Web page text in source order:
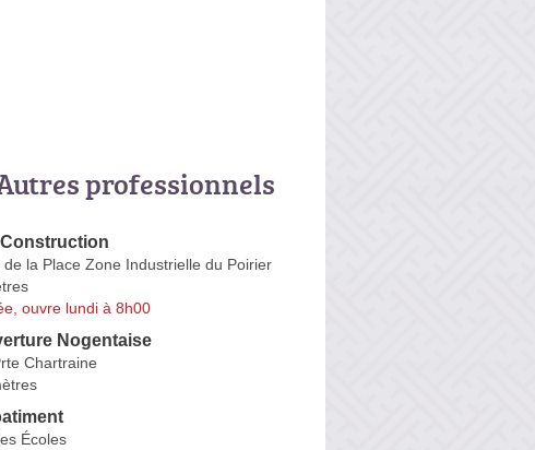
professionnels
Construction
de la Place Zone Industrielle du Poirier
ouvre lundi à 8h00
Nogentaise
Chartraine
Écoles